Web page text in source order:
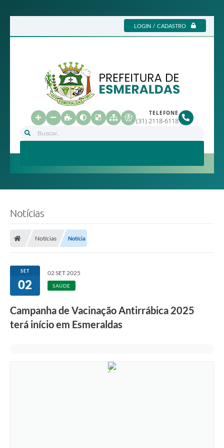
LOGIN / CADASTRO
Buscar...
TELEFONE
(31) 2118-6118
Notícias
Notícias Notícia
SET
02
02 SET 2025
SAÚDE
Campanha de Vacinação Antirrábica 2025
terá início em Esmeraldas